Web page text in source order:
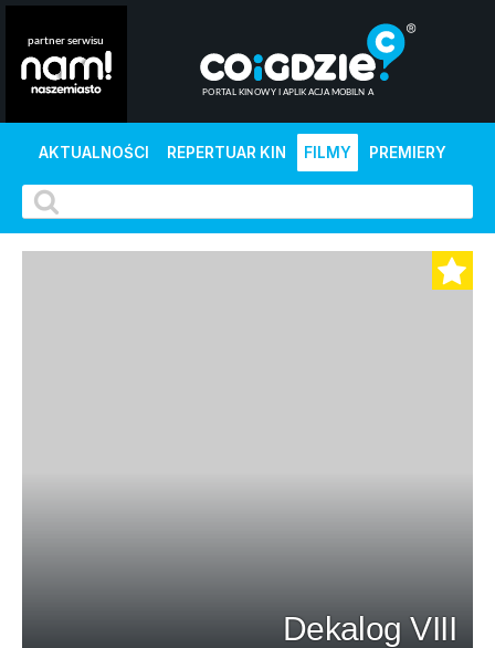
AKTUALNOŚCI REPERTUAR KIN FILMY PREMIERY
Dekalog VIII